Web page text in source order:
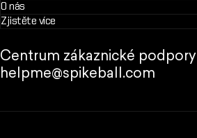
O nás
Zjistěte více
Centrum zákaznické podpory
helpme@spikeball.com